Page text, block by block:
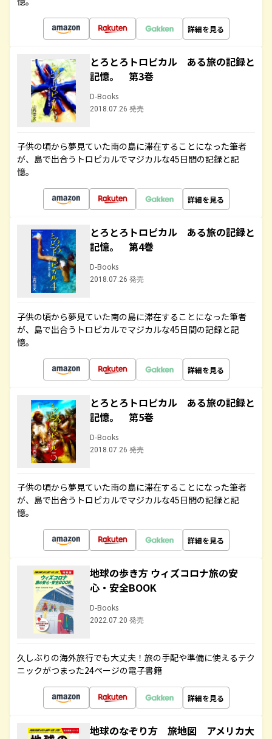
詳細を見る
とろとろトロピカル ある旅の記録と
記憶。 第3巻
D-Books
2018.07.26 発売
子供の頃から夢見ていた南の島に滞在することになった筆者
が、島で出合うトロピカルでマジカルな45日間の記録と記
憶。
詳細を見る
とろとろトロピカル ある旅の記録と
記憶。 第4巻
D-Books
2018.07.26 発売
子供の頃から夢見ていた南の島に滞在することになった筆者
が、島で出合うトロピカルでマジカルな45日間の記録と記
憶。
詳細を見る
とろとろトロピカル ある旅の記録と
記憶。 第5巻
D-Books
2018.07.26 発売
子供の頃から夢見ていた南の島に滞在することになった筆者
が、島で出合うトロピカルでマジカルな45日間の記録と記
憶。
詳細を見る
地球の歩き方 ウィズコロナ旅の安
心・安全BOOK
D-Books
2022.07.20 発売
久しぶりの海外旅行でも大丈夫！旅の手配や準備に使えるテク
ニックがつまった24ページの電子書籍
詳細を見る
地球のなぞり方 旅地図 アメリカ大